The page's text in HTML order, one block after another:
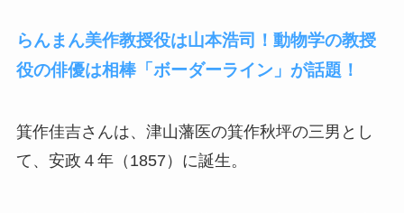
らんまん美作教授役は山本浩司！動物学の教授
役の俳優は相棒「ボーダーライン」が話題！
箕作佳吉さんは、津山藩医の箕作秋坪の三男とし
て、安政４年（1857）に誕生。